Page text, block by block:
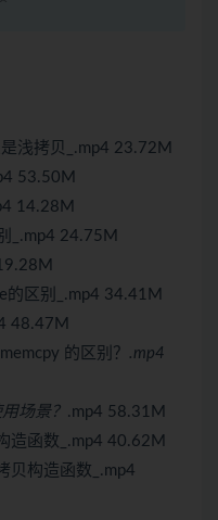
浅拷贝_.mp4 23.72M
53.50M
14.28M
_.mp4 24.75M
的区别_.mp4 34.41M
48.47M
的区别？ .mp4
场景？ .mp4 58.31M
造函数_.mp4 40.62M
贝构造函数_.mp4